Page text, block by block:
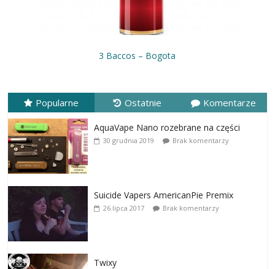
3 Baccos – Bogota
Popularne Ostatnie Komentarze
AquaVape Nano rozebrane na części
30 grudnia 2019 Brak komentarzy
Suicide Vapers AmericanPie Premix
26 lipca 2017 Brak komentarzy
Twixy